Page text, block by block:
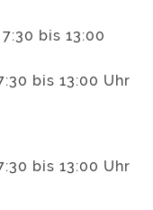
bis 13:00
bis 13:00 Uhr
bis 13:00 Uhr